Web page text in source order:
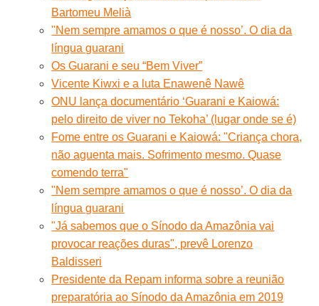
Bartomeu Melià
"Nem sempre amamos o que é nosso’. O dia da
língua guarani
Os Guarani e seu “Bem Viver”
Vicente Kiwxi e a luta Enawenê Nawê
ONU lança documentário ‘Guarani e Kaiowá:
pelo direito de viver no Tekoha’ (lugar onde se é)
Fome entre os Guarani e Kaiowá: "Criança chora,
não aguenta mais. Sofrimento mesmo. Quase
comendo terra"
"Nem sempre amamos o que é nosso’. O dia da
língua guarani
"Já sabemos que o Sínodo da Amazônia vai
provocar reações duras", prevê Lorenzo
Baldisseri
Presidente da Repam informa sobre a reunião
preparatória ao Sínodo da Amazônia em 2019